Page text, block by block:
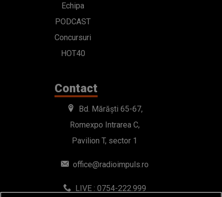
Echipa
PODCAST
Concursuri
HOT40
Contact
Bd. Mărăști 65-67,
Romexpo Intrarea C,
Pavilion T, sector 1
office@radioimpuls.ro
LIVE : 0754-222.999